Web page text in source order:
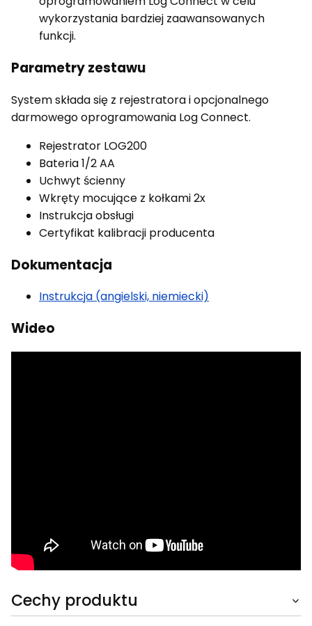
wykorzystania bardziej zaawansowanych
funkcji.
Parametry zestawu
System składa się z rejestratora i opcjonalnego
darmowego oprogramowania Log Connect.
Rejestrator LOG200
Bateria 1/2 AA
Uchwyt ścienny
Wkręty mocujące z kołkami 2x
Instrukcja obsługi
Certyfikat kalibracji producenta
Dokumentacja
Instrukcja (angielski, niemiecki)
Wideo
Cechy produktu